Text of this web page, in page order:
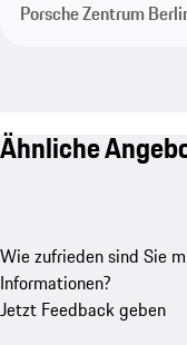
Porsche Zentrum
Ähnliche
Wie zufrieden sind Sie
Informationen?
Jetzt Feedback geben